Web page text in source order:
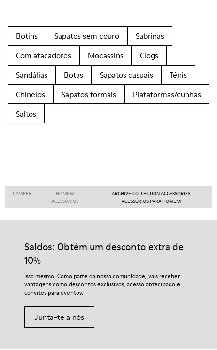
Botins Sapatos sem couro
Sabrinas
Com atacadores
Mocassins
Clogs
Sandálias
Botas Sapatos casuais
Ténis
Chinelos
Sapatos formais
Plataformas/cunhas
Saltos
CAMPER
HOMEM
ACESSÓRIOS
ARCHIVE COLLECTION ACCESSORIES
ACESSÓRIOS PARA HOMEM
Saldos: Obtém um desconto extra de
10%
Isso mesmo. Como parte da nossa comunidade, vais receber
vantagens como descontos exclusivos, acesso antecipado e
convites para eventos.
Junta-te a nós